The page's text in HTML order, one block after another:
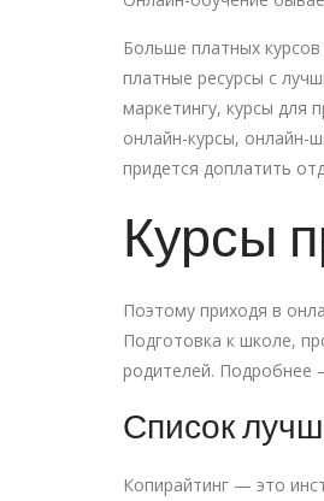
Больше платных
платные ресурсы с
маркетингу, курсы для
онлайн-курсы, онлайн-
придется доплатить
Курсы
Поэтому приходя в
Подготовка к школе,
родителей. Подробнее
Список
Копирайтинг — это